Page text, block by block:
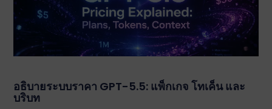
อธิบายระบบราคา GPT-5.5: แพ็กเกจ โทเค็น และ
บริบท